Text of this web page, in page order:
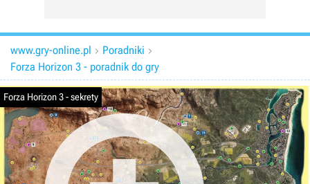
www.gry-online.pl  Poradniki 
Forza Horizon 3 - poradnik do gry
Forza Horizon 3 - sekrety